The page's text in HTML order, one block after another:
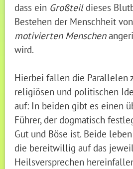
dass ein Großteildieses
Bestehen der Menschheit von
motivierten Menschen
wird.
Hierbei fallen die Parallelen
religiösen und politischen
auf: In beiden gibt es einen
Führer, der dogmatisch
Gut und Böse ist. Beide
die bereitwillig auf das
Heilsversprechen